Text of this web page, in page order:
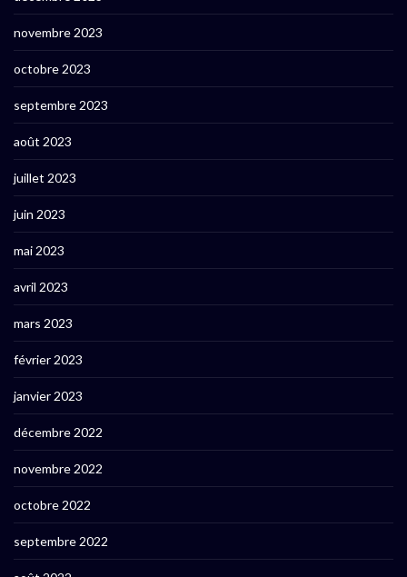
novembre 2023
octobre 2023
septembre 2023
août 2023
juillet 2023
juin 2023
mai 2023
avril 2023
mars 2023
février 2023
janvier 2023
décembre 2022
novembre 2022
octobre 2022
septembre 2022